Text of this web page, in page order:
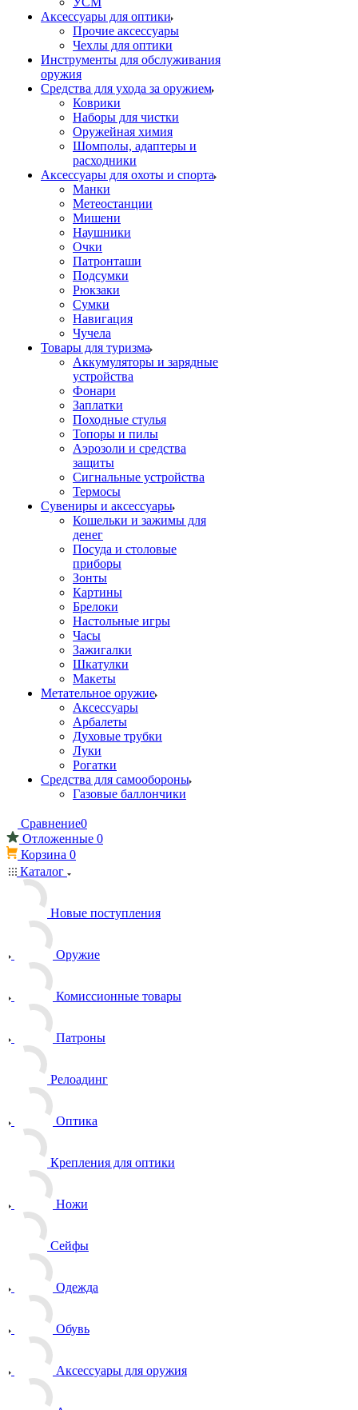
Аксессуары для оптики
Прочие аксессуары
Чехлы для оптики
Инструменты для обслуживания
оружия
Средства для ухода за оружием
Коврики
Наборы для чистки
Оружейная химия
Шомполы, адаптеры и
расходники
Аксессуары для охоты и спорта
Манки
Метеостанции
Мишени
Наушники
Очки
Патронташи
Подсумки
Рюкзаки
Сумки
Навигация
Чучела
Товары для туризма
Аккумуляторы и зарядные
устройства
Фонари
Заплатки
Походные стулья
Топоры и пилы
Аэрозоли и средства
защиты
Сигнальные устройства
Термосы
Сувениры и аксессуары
Кошельки и зажимы для
денег
Посуда и столовые
приборы
Зонты
Картины
Брелоки
Настольные игры
Часы
Зажигалки
Шкатулки
Макеты
Метательное оружие
Аксессуары
Арбалеты
Духовые трубки
Луки
Рогатки
Средства для самообороны
Газовые баллончики
Сравнение0
Отложенные 0
Корзина 0
Каталог
Новые поступления
Оружие
Комиссионные товары
Патроны
Релоадинг
Оптика
Крепления для оптики
Ножи
Сейфы
Одежда
Обувь
Аксессуары для оружия